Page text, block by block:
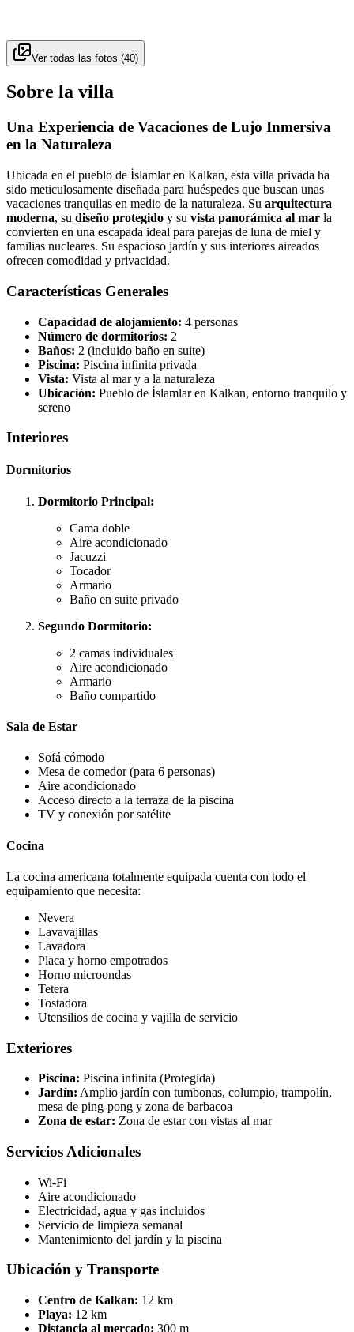
Ver todas las fotos (40)
Sobre la villa
Una Experiencia de Vacaciones de Lujo Inmersiva
en la Naturaleza
Ubicada en el pueblo de İslamlar en Kalkan, esta villa privada ha
sido meticulosamente diseñada para huéspedes que buscan unas
vacaciones tranquilas en medio de la naturaleza. Su arquitectura
moderna, su diseño protegido y su vista panorámica al mar la
convierten en una escapada ideal para parejas de luna de miel y
familias nucleares. Su espacioso jardín y sus interiores aireados
ofrecen comodidad y privacidad.
Características Generales
Capacidad de alojamiento: 4 personas
Número de dormitorios: 2
Baños: 2 (incluido baño en suite)
Piscina: Piscina infinita privada
Vista: Vista al mar y a la naturaleza
Ubicación: Pueblo de İslamlar en Kalkan, entorno tranquilo y
sereno
Interiores
Dormitorios
Dormitorio Principal:
Cama doble
Aire acondicionado
Jacuzzi
Tocador
Armario
Baño en suite privado
Segundo Dormitorio:
2 camas individuales
Aire acondicionado
Armario
Baño compartido
Sala de Estar
Sofá cómodo
Mesa de comedor (para 6 personas)
Aire acondicionado
Acceso directo a la terraza de la piscina
TV y conexión por satélite
Cocina
La cocina americana totalmente equipada cuenta con todo el
equipamiento que necesita:
Nevera
Lavavajillas
Lavadora
Placa y horno empotrados
Horno microondas
Tetera
Tostadora
Utensilios de cocina y vajilla de servicio
Exteriores
Piscina: Piscina infinita (Protegida)
Jardín: Amplio jardín con tumbonas, columpio, trampolín,
mesa de ping-pong y zona de barbacoa
Zona de estar: Zona de estar con vistas al mar
Servicios Adicionales
Wi-Fi
Aire acondicionado
Electricidad, agua y gas incluidos
Servicio de limpieza semanal
Mantenimiento del jardín y la piscina
Ubicación y Transporte
Centro de Kalkan: 12 km
Playa: 12 km
Distancia al mercado: 300 m